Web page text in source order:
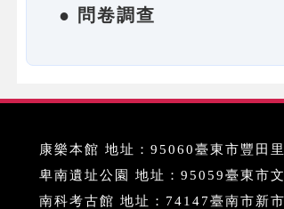
● 問卷調查
康樂本館 地址：95060臺東市豐田
卑南遺址公園 地址：95059臺東市
南科考古館 地址：74147臺南市新